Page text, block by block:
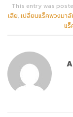
This entry was
เสีย, เปลี่ยนแร็คพวงมาลั
แร็